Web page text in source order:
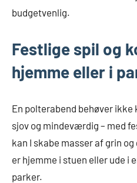
budgetvenlig.
Festlige spil og
hjemme eller i
En polterabend behøver
sjov og mindeværdig – med
kan I skabe masser af grin
er hjemme i stuen eller ude i
parker.